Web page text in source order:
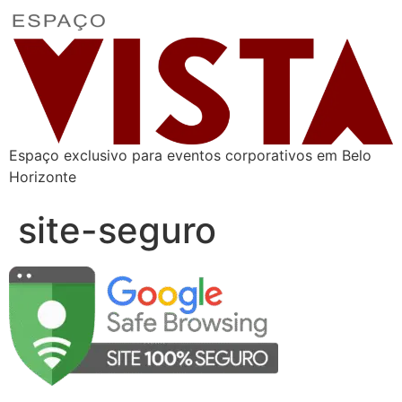
Espaço exclusivo para eventos corporativos em Belo
Horizonte
site-seguro